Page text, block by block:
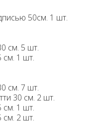
50см. 1 шт.
см. 5 шт.
см. 1 шт.
см. 7 шт.
30 см. 2 шт.
см. 1 шт.
см. 2 шт.